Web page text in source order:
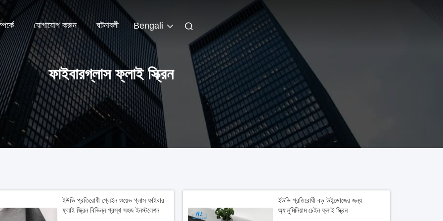
যোগাযোগ করুন ঘটনাবলী Bengali
ফাইবারগ্লাস ফ্লাই স্ক্রিন
ইউভি প্রতিরোধী প্লেইন ওয়েভ গ্লাস ফাইবার
ফ্লাই স্ক্রিন বিভিন্ন প্রস্থ সহজ ইনস্টলেশন
ইউভি প্রতিরোধী বড় উইন্ডোজের জন্য
অ্যালুমিনিয়াম চেইন ফ্লাই স্ক্রিন